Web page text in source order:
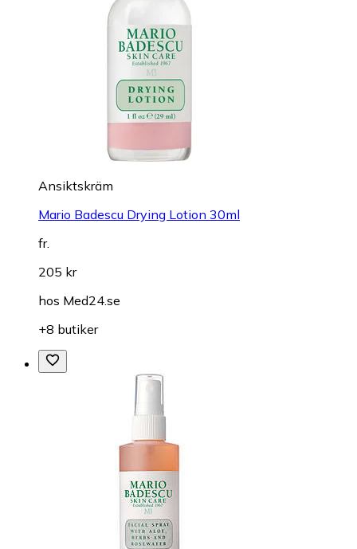
Ansiktskräm
Mario Badescu Drying Lotion 30ml
fr.
205 kr
hos Med24.se
+8 butiker